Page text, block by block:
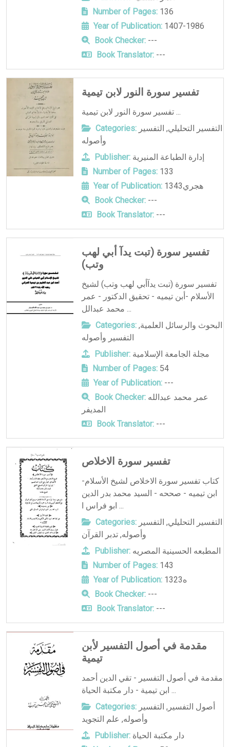
Number of Pages:136
Year of Publication:1407-1986
Book Checker:---
Book Translator:---
تفسير سورة النور لابن تيمية
تفسير سورة النور لابن تيمية ...
Categories:
التفسير التحليلي, التفسير
وأصوله
Publisher: إدارة الطباعة المنيرية
Number of Pages:133
Year of Publication:
1343هجري
Book Checker:---
Book Translator:---
تفسير سورة (تبت يدآ أبي لهب
وتب)
تفسير سورة (تبت يدآأبي لهب وتب) لشيخ
الأسلام -أبن تيميه - تحقيق الدكتور - عمر
محمد عبدالل ...
Categories: البحوث والرسائل العلمية,
التفسير وأصوله
Publisher: مجلة الجامعة الإسلامية
Number of Pages:54
Year of Publication:---
Book Checker:عمر محمد عبدالله
المديفر
Book Translator:---
تفسير سورة الاخلاص
كتاب تفسير سورة الاخلاص لشيخ الأسلام-
ابن تيميه - صححه - السيد محمد بدر الدين
ابو فراس ا ...
Categories:
التفسير التحليلي, التفسير
وأصوله,تدبر القرآن
Publisher: المطبعه الحسينية المصريه
Number of Pages:143
Year of Publication:
1323ه
Book Checker:---
Book Translator:---
مقدمة في أصول التفسير لأبن
تيمية
مقدمة في أصول التفسير - تقي الدين أحمد
ابن تيمية - دار مكتبة الحياة ...
Categories:
أصول التفسير , التفسير
وأصوله, علم التجويد
Publisher: دار مكتبة الحياة